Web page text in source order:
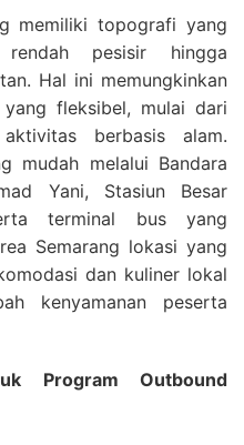
memiliki topografi yang
pesisir hingga
Hal ini memungkinkan
yang fleksibel, mulai dari
berbasis alam.
mudah melalui Bandara
Yani, Stasiun Besar
terminal bus yang
Semarang lokasi yang
dan kuliner lokal
kenyamanan peserta
Program Outbound